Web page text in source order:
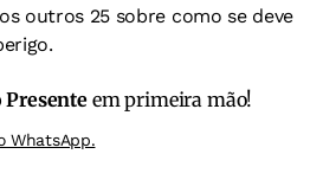
outros 25 sobre como se deve
Presente em primeira mão!
WhatsApp.